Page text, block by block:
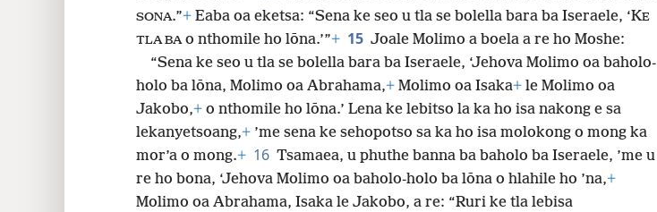
SONA.”+ Eaba oa eketsa: “Sena ke seo u tla se bolella bara ba Iseraele, ‘KE
TLA BAo nthomile ho lōna.’”+ 15 Joale Molimo a boela a re ho Moshe:
“Sena ke seo u tla se bolella bara ba Iseraele, ‘Jehova Molimo oa baholo-
holo ba lōna, Molimo oa Abrahama,+ Molimo oa Isaka+ le Molimo oa
Jakobo,+ o nthomile ho lōna.’ Lena ke lebitso la ka ho isa nakong e sa
lekanyetsoang,+ ’me sena ke sehopotso sa ka ho isa molokong o mong ka
mor’a o mong.+ 16 Tsamaea, u phuthe banna ba baholo ba Iseraele, ’me u
re ho bona, ‘Jehova Molimo oa baholo-holo ba lōna o hlahile ho ’na,+
Molimo oa Abrahama, Isaka le Jakobo, a re: “Ruri ke tla lebisa